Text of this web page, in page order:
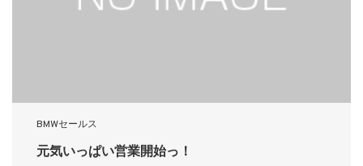
BMWセールス
元気いっぱい営業開始っ！